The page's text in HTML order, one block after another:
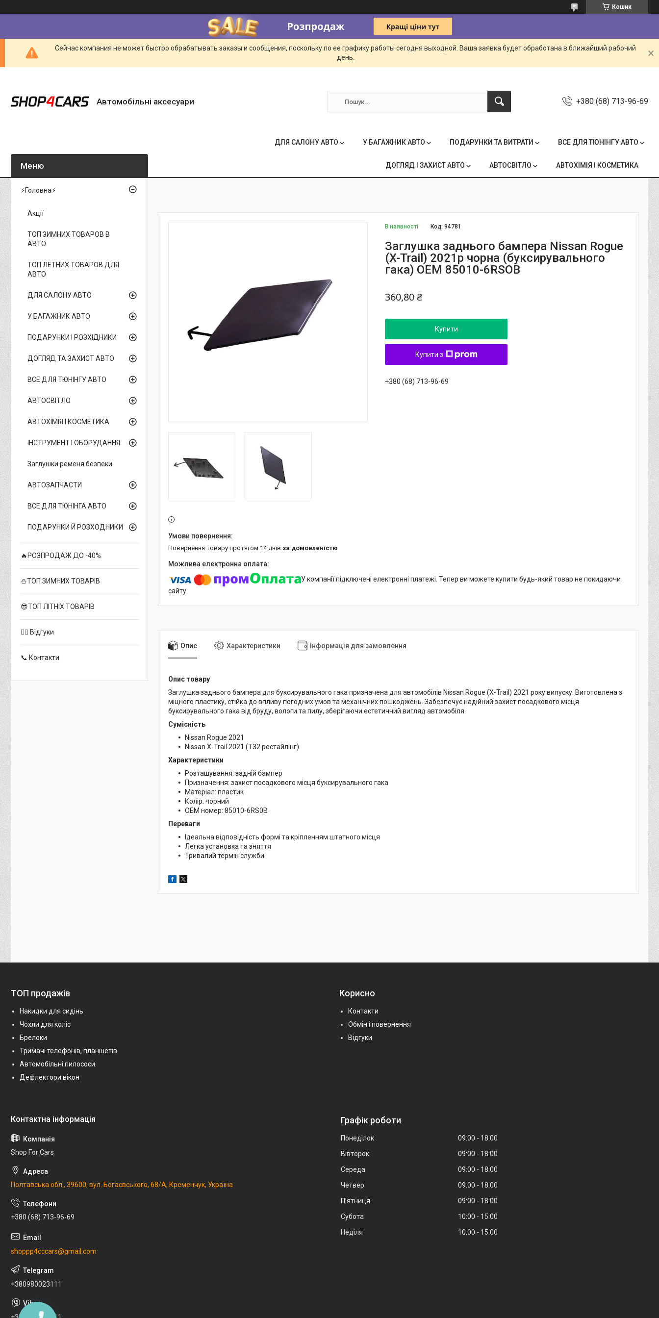
Кошик
Сейчас компания не может быстро обрабатывать заказы и сообщения, поскольку по ее графику работы сегодня выходной. Ваша заявка будет обработана в ближайший рабочий
день.
Автомобільні аксесуари +380 (68) 713-96-69
ДЛЯ САЛОНУ АВТО У БАГАЖНИК АВТО ПОДАРУНКИ ТА ВИТРАТИ ВСЕ ДЛЯ ТЮНІНГУ АВТО
ДОГЛЯД І ЗАХИСТ АВТО АВТОСВІТЛО АВТОХІМІЯ І КОСМЕТИКА
В наявності Код:94781
Заглушка заднього бампера Nissan Rogue
(X-Trail) 2021р чорна (буксирувального
гака) OEM 85010-6RSOB
360,80 ₴
Купити
Купити з
+380 (68) 713-96-69
повернення товару протягом 14 днів за домовленістю
У компанії підключені електронні платежі. Тепер ви можете купити будь-який товар не покидаючи
сайту.
Опис Характеристики Інформація для замовлення
Опис товару
Заглушка заднього бампера для буксирувального гака призначена для автомобілів Nissan Rogue (X-Trail) 2021 року випуску. Виготовлена з
міцного пластику, стійка до впливу погодних умов та механічних пошкоджень. Забезпечує надійний захист посадкового місця
буксирувального гака від бруду, вологи та пилу, зберігаючи естетичний вигляд автомобіля.
Сумісність
Nissan Rogue 2021
Nissan X-Trail 2021 (T32 рестайлінг)
Характеристики
Розташування: задній бампер
Призначення: захист посадкового місця буксирувального гака
Матеріал: пластик
Колір: чорний
OEM номер: 85010-6RS0B
Переваги
Ідеальна відповідність формі та кріпленням штатного місця
Легка установка та зняття
Тривалий термін служби
⚡Головна⚡
Акції
ТОП ЗИМНИХ ТОВАРОВ В
АВТО
ТОП ЛЕТНИХ ТОВАРОВ ДЛЯ
АВТО
ДЛЯ САЛОНУ АВТО
У БАГАЖНИК АВТО
ПОДАРУНКИ І РОЗХІДНИКИ
ДОГЛЯД ТА ЗАХИСТ АВТО
ВСЕ ДЛЯ ТЮНІНГУ АВТО
АВТОСВІТЛО
АВТОХІМІЯ І КОСМЕТИКА
ІНСТРУМЕНТ І ОБОРУДАННЯ
Заглушки ременя безпеки
АВТОЗАПЧАСТИ
ВСЕ ДЛЯ ТЮНІНГА АВТО
ПОДАРУНКИ Й РОЗХОДНИКИ
🔥РОЗПРОДАЖ ДО -40%
⛄ТОП ЗИМНИХ ТОВАРІВ
😎ТОП ЛІТНІХ ТОВАРІВ
✍🏻 Відгуки
📞 Контакти
ТОП продажів
Накидки для сидінь
Чохли для коліс
Брелоки
Тримачі телефонів, планшетів
Автомобільні пилососи
Дефлектори вікон
Корисно
Контакти
Обмін і повернення
Відгуки
Shop For Cars
Полтавська обл., 39600, вул. Богаєвського, 68/А, Кременчук, Україна
+380 (68) 713-96-69
shoppp4cccars@gmail.com
+380980023111
Графік роботи
Понеділок 09:00
18:00
Вівторок
09:00
18:00
Середа
09:00
18:00
Четвер
09:00
18:00
Пʼятниця
09:00
18:00
Субота
10:00
15:00
Неділя
10:00 15:00